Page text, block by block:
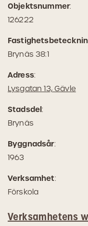
Objektsnummer:
126222
Brynäs 38:1
Adress:
Lysgatan 13, Gävle
Stadsdel:
Brynäs
Byggnadsår:
1963
Verksamhet:
Förskola
Verksamhetens